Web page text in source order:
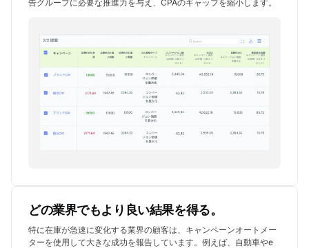
告グループに必要な推進力を与え、CPAのギャップを縮小します。
どの業界でもより良い結果を得る。
特に在庫が急速に変化する業界の顧客は、キャンペーンオートメー
ターを使用して大きな成功を報告しています。例えば、自動車やe